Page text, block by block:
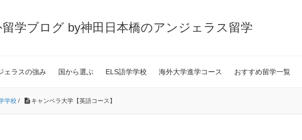
学ブログ by神田日本橋のアンジェラス留学
ェラスの強み 国から選ぶ ELS語学学校 海外大学進学コース おすすめ留学一覧
学校 / キャンベラ大学【英語コース】